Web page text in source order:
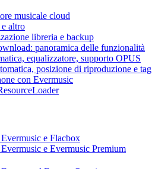
musicale cloud
altro
libreria e backup
panoramica delle funzionalità
equalizzatore, supporto OPUS
posizione di riproduzione e tag
con Evermusic
e Flacbox
e Evermusic Premium